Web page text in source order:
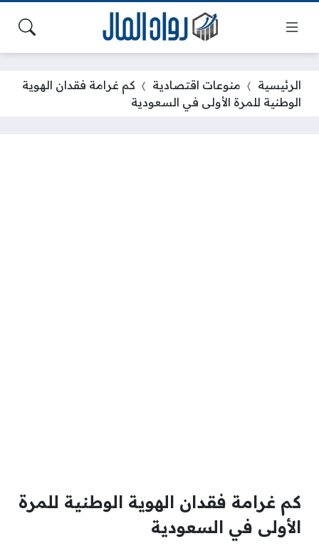
الرئيسية منوعات اقتصادية
كم غرامة فقدان الهوية
الوطنية للمرة الأولى في السعودية
كم غرامة فقدان الهوية الوطنية للمرة
الأولى في السعودية